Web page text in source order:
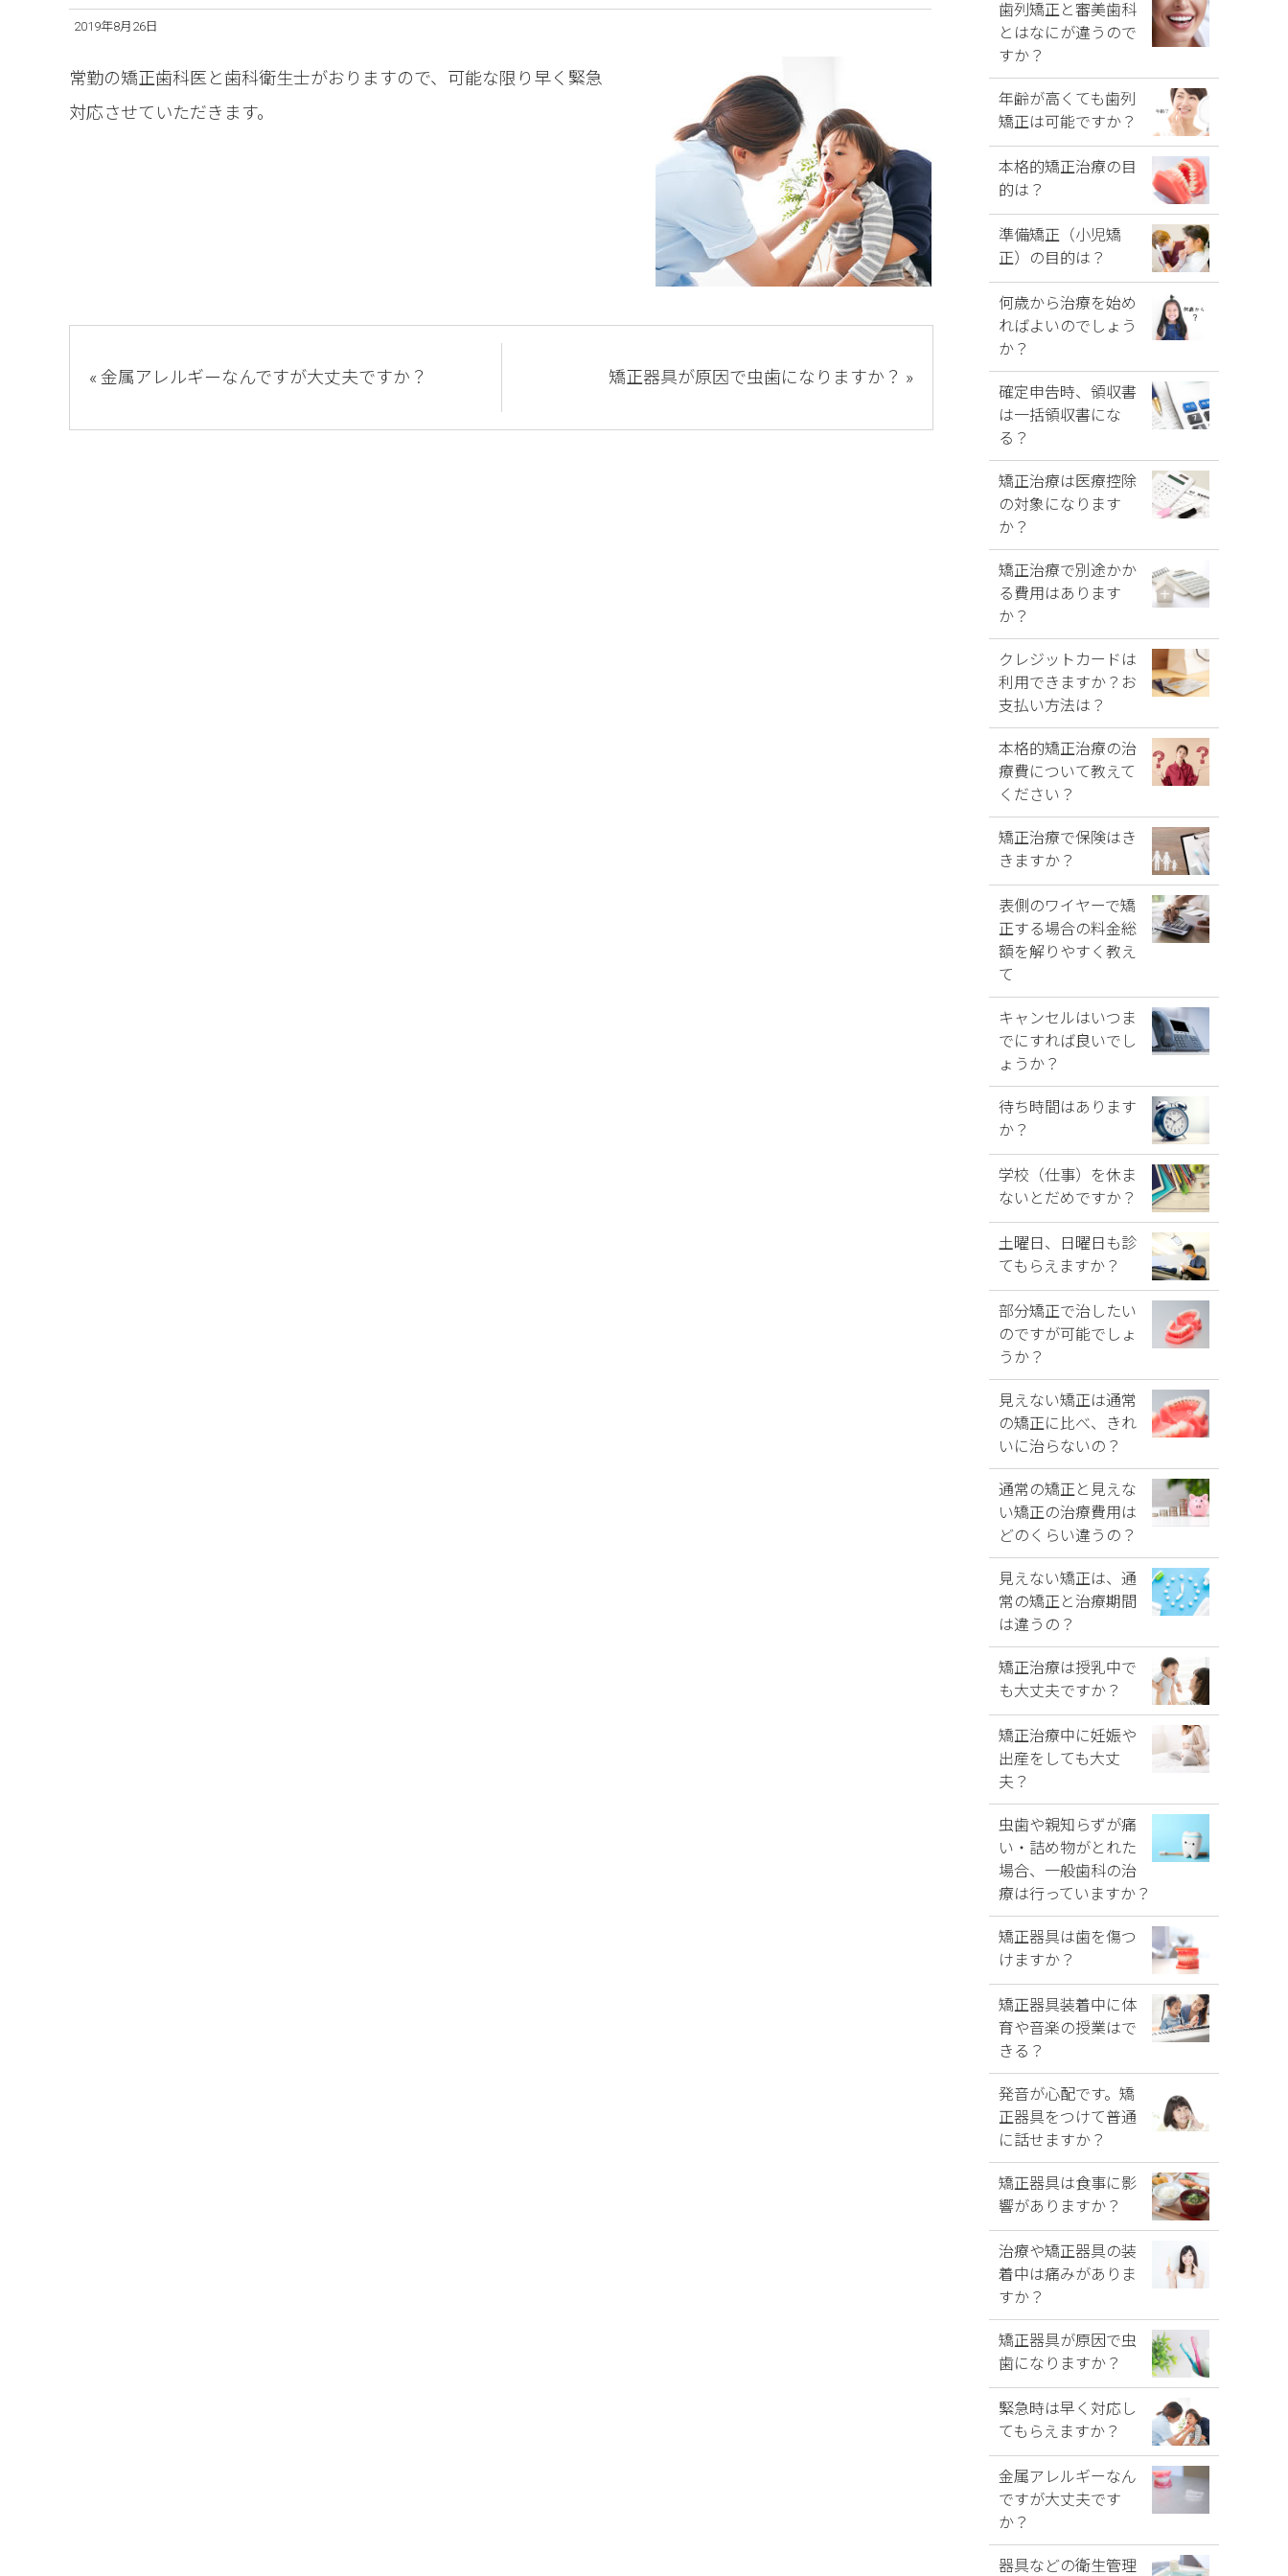
2019年8月26日
常勤の矯正歯科医と歯科衛生士がおりますので、可能な限り早く緊急
対応させていただきます。
« 金属アレルギーなんですが大丈夫ですか？ 矯正器具が原因で虫歯になりますか？ »
歯列矯正と審美歯科
とはなにが違うので
すか？
年齢が高くても歯列
矯正は可能ですか？
本格的矯正治療の目
的は？
準備矯正（小児矯
正）の目的は？
何歳から治療を始め
ればよいのでしょう
か？
確定申告時、領収書
は一括領収書にな
る？
矯正治療は医療控除
の対象になります
か？
矯正治療で別途かか
る費用はあります
か？
クレジットカードは
利用できますか？お
支払い方法は？
本格的矯正治療の治
療費について教えて
ください？
矯正治療で保険はき
きますか？
表側のワイヤーで矯
正する場合の料金総
額を解りやすく教え
て
キャンセルはいつま
でにすれば良いでし
ょうか？
待ち時間はあります
か？
学校（仕事）を休ま
ないとだめですか？
土曜日、日曜日も診
てもらえますか？
部分矯正で治したい
のですが可能でしょ
うか？
見えない矯正は通常
の矯正に比べ、きれ
いに治らないの？
通常の矯正と見えな
い矯正の治療費用は
どのくらい違うの？
見えない矯正は、通
常の矯正と治療期間
は違うの？
矯正治療は授乳中で
も大丈夫ですか？
矯正治療中に妊娠や
出産をしても大丈
夫？
虫歯や親知らずが痛
い・詰め物がとれた
場合、一般歯科の治
療は行っていますか？
矯正器具は歯を傷つ
けますか？
矯正器具装着中に体
育や音楽の授業はで
きる？
発音が心配です。矯
正器具をつけて普通
に話せますか？
矯正器具は食事に影
響がありますか？
治療や矯正器具の装
着中は痛みがありま
すか？
矯正器具が原因で虫
歯になりますか？
緊急時は早く対応し
てもらえますか？
金属アレルギーなん
ですが大丈夫です
か？
器具などの衛生管理